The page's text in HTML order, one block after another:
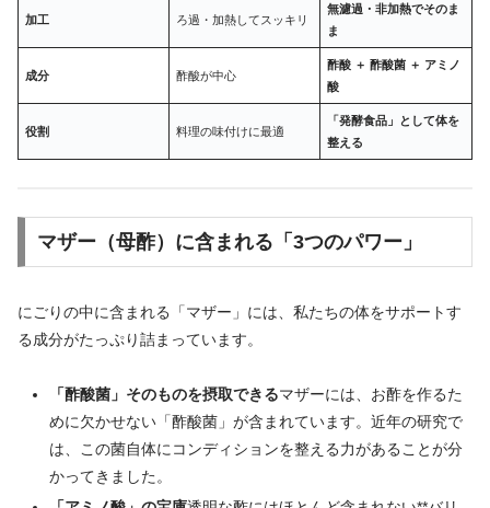
加工 ろ過・加熱してスッキリ
無濾過・非加熱でそのま
ま
成分 酢酸が中心
酢酸 ＋ 酢酸菌 ＋ アミノ
酸
役割 料理の味付けに最適
「発酵食品」として体を
整える
マザー（母酢）に含まれる「3つのパワー」
にごりの中に含まれる「マザー」には、私たちの体をサポートす
る成分がたっぷり詰まっています。
「酢酸菌」そのものを摂取できるマザーには、お酢を作るた
めに欠かせない「酢酸菌」が含まれています。近年の研究で
は、この菌自体にコンディションを整える力があることが分
かってきました。